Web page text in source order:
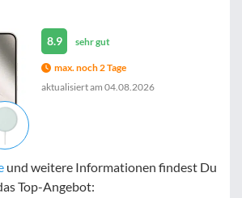
8.9 sehr gut
max. noch 2 Tage
aktualisiert am 04.08.2026
und weitere Informationen findest Du
Top-Angebot: